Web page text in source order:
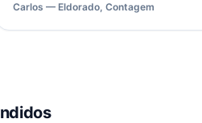
Carlos — Eldorado, Contagem